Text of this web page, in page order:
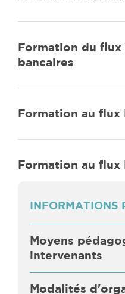
Formation du flux
bancaires
Formation au flux
Formation au flux
INFORMATIONS
Moyens
intervenants
Modalités